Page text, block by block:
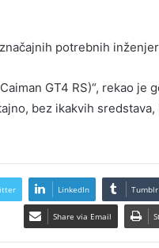
potrebnih
GT4 RS)“, rekao je
bez ikakvih sredstava,
LinkedIn Tumblr
Share via Email